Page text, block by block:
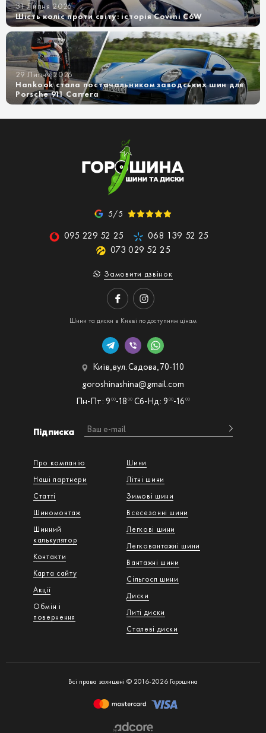
31 Липня 2026
Шість коліс проти світу: історія Covini C6W
29 Липня 2026
Hankook стала постачальником заводських шин для
Porsche 911 Carrera
5/5
095 229 52 25
068 139 52 25
073 029 52 25
Замовити дзвінок
Шини та диски в Києві по доступним цінам
Про компанію
Наші партнери
Статті
Шиномонтаж
Шинний
калькулятор
Контакти
Карта сайту
Акції
Обмін і
повернення
Шини
Літні шини
Зимові шини
Всесезонні шини
Легкові шини
Легковантажнi шини
Вантажнi шини
Сільгосп шини
Диски
Литі диски
Сталеві диски
Підписка
Київ, вул. Садова, 70-110
Пн-Пт: 9 00-18 00 Сб-Нд: 9 00-16 00
goroshinashina@gmail.com
Всі права захищені © 2016-2026 Горошина